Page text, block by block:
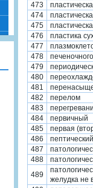
473
474
475
476
пластика
477
478
479
480
481
482
перелом
483
484
первичный
485
первая
486
пептический
487
488
489
желудка не